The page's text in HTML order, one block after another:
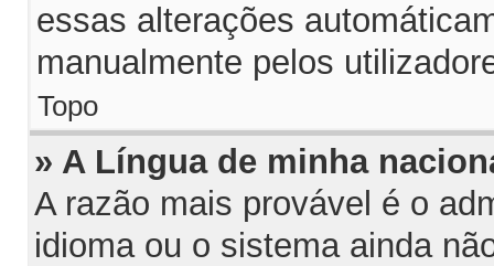
essas alterações
manualmente pelos
Topo
» A Língua de minha
A razão mais provável é o
idioma ou o sistema ainda